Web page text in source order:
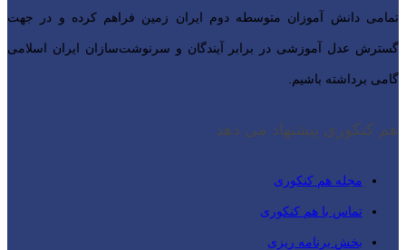
تمامی دانش آموزان متوسطه دوم ایران زمین فراهم کرده و در جهت
گسترش عدل آموزشی در برابر آیندگان و سرنوشت‌سازان ایران اسلامی‌
گامی برداشته باشیم.
هم کنکوری پیشنهاد می دهد
مجله هم کنکوری
تماس با هم کنکوری
بخش برنامه ریزی